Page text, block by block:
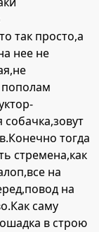
так просто,а
нее не
пополам
тогда
стремена,как
на
на
саму
в строю